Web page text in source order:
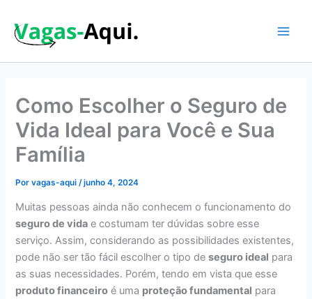
para
Como Escolher o Seguro de
Vida Ideal para Você e Sua
Família
Porvagas-aqui/junho 4, 2024
Muitas pessoas ainda não conhecem o funcionamento do
seguro de vida e costumam ter dúvidas sobre esse
serviço. Assim, considerando as possibilidades existentes,
pode não ser tão fácil escolher o tipo deseguro ideal para
as suas necessidades. Porém, tendo em vista que esse
produto financeiro é uma proteção fundamental para